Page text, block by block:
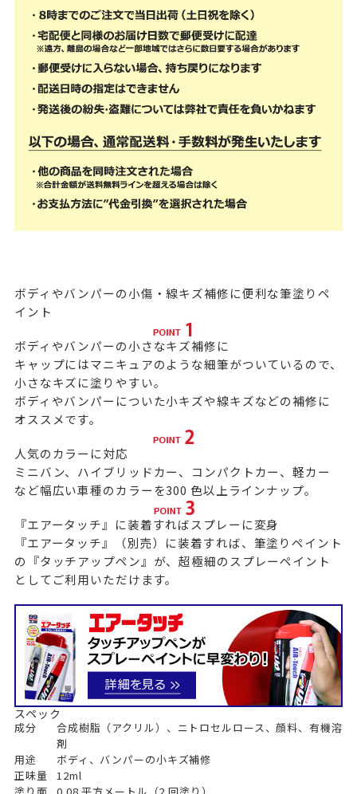
ボディやバンパーの小傷・線キズ補修に便利な筆塗りペ
イント
ボディやバンパーの小さなキズ補修に
キャップにはマニキュアのような細筆がついているので、
小さなキズに塗りやすい。
ボディやバンパーについた小キズや線キズなどの補修に
オススメです。
人気のカラーに対応
ミニバン、ハイブリッドカー、コンパクトカー、軽カー
など幅広い車種のカラーを300 色以上ラインナップ。
『エアータッチ』に装着すればスプレーに変身
『エアータッチ』（別売）に装着すれば、筆塗りペイント
の『タッチアップペン』が、超極細のスプレーペイント
としてご利用いただけます。
スペック
成分
合成樹脂（アクリル）、ニトロセルロース、顔料、有機溶
剤
用途
ボディ、バンパーの小キズ補修
正味量
12ml